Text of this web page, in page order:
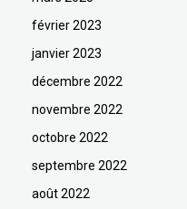
février 2023
janvier 2023
décembre 2022
novembre 2022
octobre 2022
septembre 2022
août 2022